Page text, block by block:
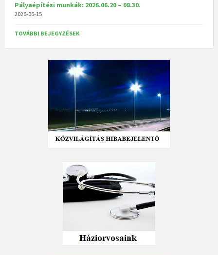
Pályaépítési munkák: 2026.06.20 – 08.30.
2026-06-15
TOVÁBBI BEJEGYZÉSEK